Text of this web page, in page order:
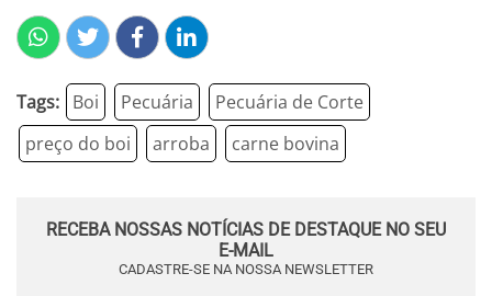
Tags: Boi Pecuária
Pecuária de Corte
preço do boi
arroba carne bovina
RECEBA NOSSAS NOTÍCIAS DE DESTAQUE NO SEU
E-MAIL
CADASTRE-SE NA NOSSA NEWSLETTER